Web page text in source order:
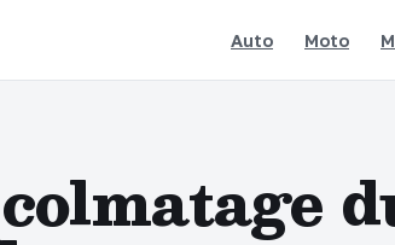
Auto Moto